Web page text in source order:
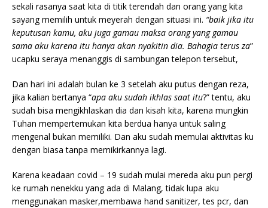
sekali rasanya saat kita di titik terendah dan orang yang kita
sayang memilih untuk meyerah dengan situasi ini. “baik jika itu
keputusan kamu, aku juga gamau maksa orang yang gamau
sama aku karena itu hanya akan nyakitin dia. Bahagia terus za”
ucapku seraya menanggis di sambungan telepon tersebut,
Dan hari ini adalah bulan ke 3 setelah aku putus dengan reza,
jika kalian bertanya “apa aku sudah ikhlas saat itu?” tentu, aku
sudah bisa mengikhlaskan dia dan kisah kita, karena mungkin
Tuhan mempertemukan kita berdua hanya untuk saling
mengenal bukan memiliki. Dan aku sudah memulai aktivitas ku
dengan biasa tanpa memikirkannya lagi.
Karena keadaan covid – 19 sudah mulai mereda aku pun pergi
ke rumah nenekku yang ada di Malang, tidak lupa aku
menggunakan masker,membawa hand sanitizer, tes pcr, dan